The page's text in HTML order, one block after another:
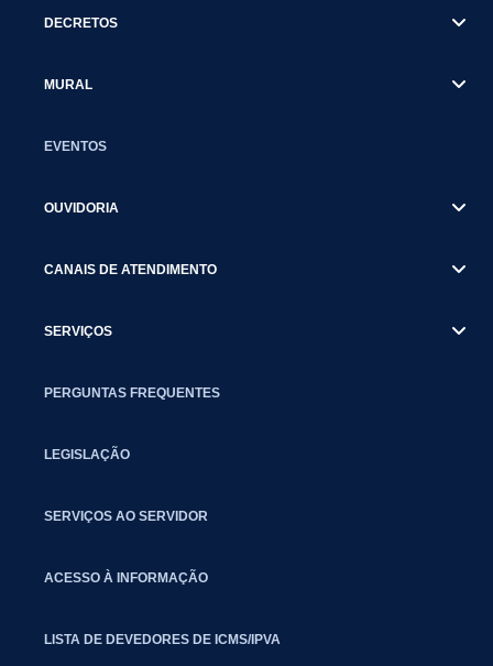
DECRETOS
MURAL
EVENTOS
OUVIDORIA
CANAIS DE ATENDIMENTO
SERVIÇOS
PERGUNTAS FREQUENTES
LEGISLAÇÃO
SERVIÇOS AO SERVIDOR
ACESSO À INFORMAÇÃO
LISTA DE DEVEDORES DE ICMS/IPVA